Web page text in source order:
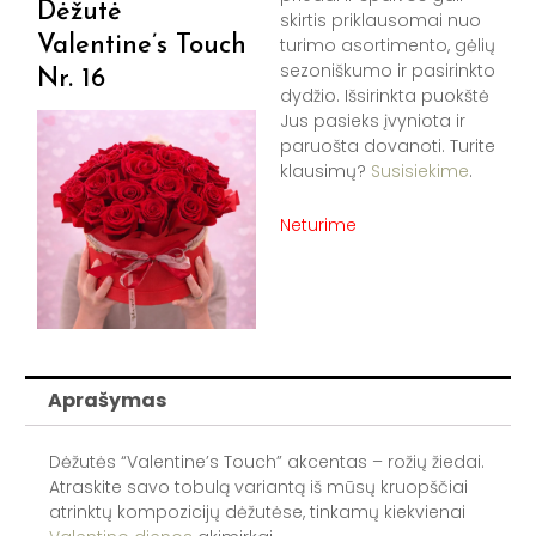
Dėžutė
Valentine’s Touch
Nr. 16
skirtis priklausomai nuo
turimo asortimento, gėlių
sezoniškumo ir pasirinkto
dydžio. Išsirinkta puokštė
Jus pasieks įvyniota ir
paruošta dovanoti. Turite
klausimų? Susisiekime.
Neturime
Aprašymas
Dėžutės “Valentine’s Touch” akcentas – rožių žiedai.
Atraskite savo tobulą variantą iš mūsų kruopščiai
atrinktų kompozicijų dėžutėse, tinkamų kiekvienai